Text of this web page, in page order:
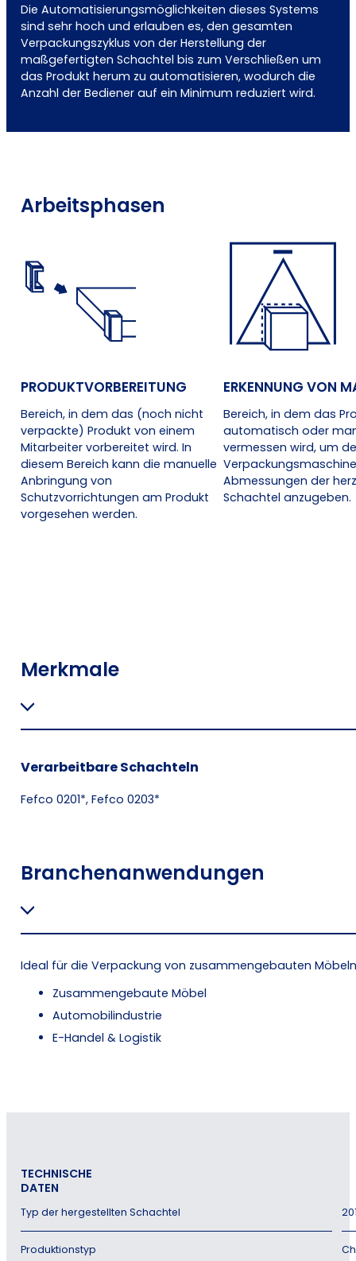
Die Automatisierungsmöglichkeiten dieses Systems
sind sehr hoch und erlauben es, den gesamten
Verpackungszyklus von der Herstellung der
maßgefertigten Schachtel bis zum Verschließen um
das Produkt herum zu automatisieren, wodurch die
Anzahl der Bediener auf ein Minimum reduziert wird.
Arbeitsphasen
PRODUKTVORBEREITUNG
Bereich, in dem das (noch nicht
verpackte) Produkt von einem
Mitarbeiter vorbereitet wird. In
diesem Bereich kann die manuelle
Anbringung von
Schutzvorrichtungen am Produkt
vorgesehen werden.
ERKENNUNG VON
Bereich, in dem das
automatisch oder
vermessen wird, um
Abmessungen der
Schachtel anzugeben.
Merkmale
Verarbeitbare Schachteln
Fefco 0201*, Fefco 0203*
Branchenanwendungen
Ideal für die Verpackung von zusammengebauten
Zusammengebaute Möbel
Automobilindustrie
E-Handel & Logistik
TECHNISCHE
DATEN
Typ der hergestellten Schachtel
Produktionstyp